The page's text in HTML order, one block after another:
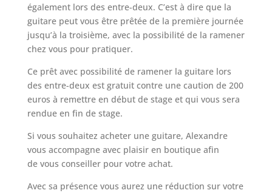
également lors des entre-deux. C’est à dire que la
guitare peut vous être prêtée de la première journée
jusqu’à la troisième, avec la possibilité de la ramener
chez vous pour pratiquer.
Ce prêt avec possibilité de ramener la guitare lors
des entre-deux est gratuit contre une caution de 200
euros à remettre en début de stage et qui vous sera
rendue en fin de stage.
Si vous souhaitez acheter une guitare, Alexandre
vous accompagne avec plaisir en boutique afin
de vous conseiller pour votre achat.
Avec sa présence vous aurez une réduction sur votre